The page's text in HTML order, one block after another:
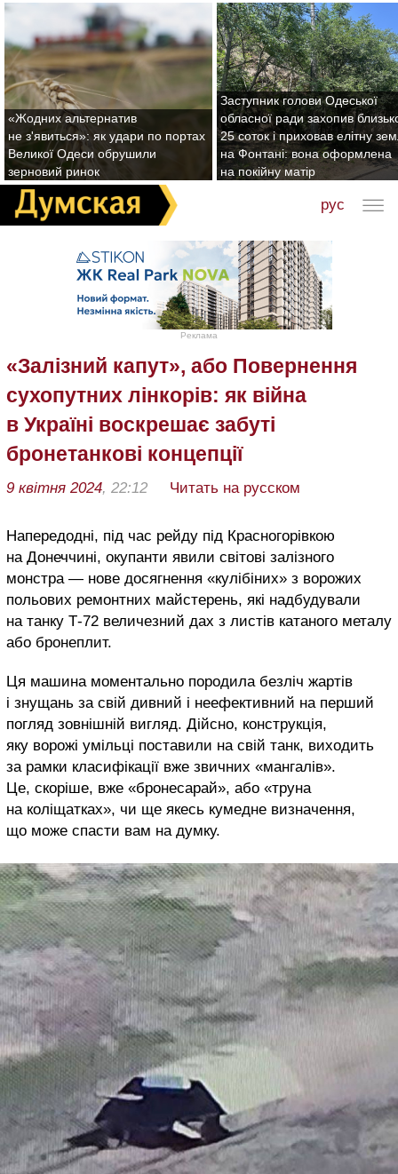
«Жодних альтернатив
не з'явиться»: як удари по портах
Великої Одеси обрушили
зерновий ринок
Заступник голови Одеської
обласної ради захопив
25 соток і приховав елітну
на Фонтані: вона оформлена
на покійну матір
рус
Реклама
«Залізний капут», або Повернення
сухопутних лінкорів: як війна
в Україні воскрешає забуті
бронетанкові концепції
9 квітня 2024, 22:12 Читать на русском
Напередодні, під час рейду під Красногорівкою
на Донеччині, окупанти явили світові залізного
монстра — нове досягнення «кулібіних» з ворожих
польових ремонтних майстерень, які надбудували
на танку Т-72 величезний дах з листів катаного металу
або бронеплит.
Ця машина моментально породила безліч жартів
і знущань за свій дивний і неефективний на перший
погляд зовнішній вигляд. Дійсно, конструкція,
яку ворожі умільці поставили на свій танк, виходить
за рамки класифікації вже звичних «мангалів».
Це, скоріше, вже «бронесарай», або «труна
на коліщатках», чи ще якесь кумедне визначення,
що може спасти вам на думку.